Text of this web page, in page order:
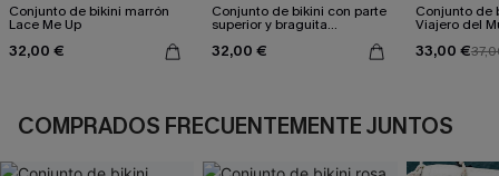
Conjunto de bikini marrón
Lace Me Up
32,00 €
Conjunto de bikini con parte
superior y braguita
reversible de pata de gallo
marrón
32,00 €
Conjunto de
Viajero del
33,00 €
COMPRADOS FRECUENTEMENTE JUNTOS